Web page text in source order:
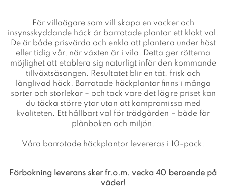
För villaägare som vill skapa en vacker och
insynsskyddande häck är barrotade plantor ett klokt val.
De är både prisvärda och enkla att plantera under höst
eller tidig vår, när växten är i vila. Detta ger rötterna
möjlighet att etablera sig naturligt inför den kommande
tillväxtsäsongen. Resultatet blir en tät, frisk och
långlivad häck. Barrotade häckplantor finns i många
sorter och storlekar – och tack vare det lägre priset kan
du täcka större ytor utan att kompromissa med
kvaliteten. Ett hållbart val för trädgården – både för
plånboken och miljön.
Våra barrotade häckplantor levereras i 10-pack.
Förbokning leverans sker fr.o.m. vecka 40 beroende på
väder!